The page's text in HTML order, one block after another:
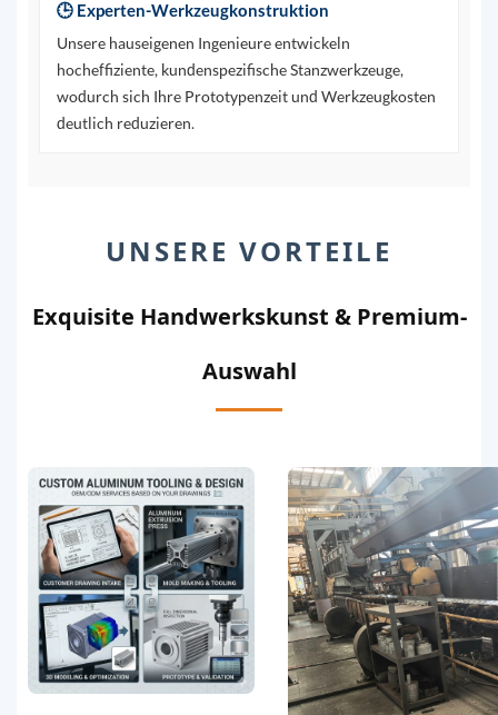
🕒 Experten-Werkzeugkonstruktion
Unsere hauseigenen Ingenieure entwickeln
hocheffiziente, kundenspezifische Stanzwerkzeuge,
wodurch sich Ihre Prototypenzeit und Werkzeugkosten
deutlich reduzieren.
UNSERE VORTEILE
Exquisite Handwerkskunst & Premium-
Auswahl